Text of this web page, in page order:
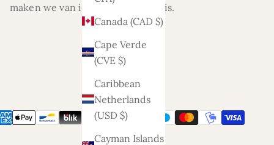
Canada (CAD $)
Cape Verde
(CVE $)
Caribbean
Netherlands
(USD $)
Cayman Islands
maken we van ieder huis een thuis.